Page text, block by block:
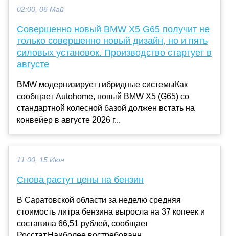
02:00, 06 Май
Совершенно новый BMW X5 G65 получит не
только совершенно новый дизайн, но и пять
силовых установок. Производство стартует в
августе
BMW модернизирует гибридные системыКак
сообщает Autohome, новый BMW X5 (G65) со
стандартной колесной базой должен встать на
конвейер в августе 2026 г...
11:00, 15 Июн
Снова растут цены на бензин
В Саратовской области за неделю средняя
стоимость литра бензина выросла на 37 копеек и
составила 66,51 рублей, сообщает